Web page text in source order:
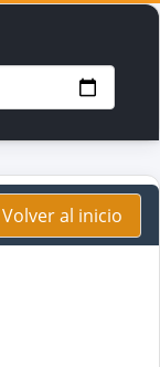
Volver al inicio